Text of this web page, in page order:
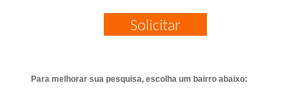
Solicitar
Para melhorar sua pesquisa, escolha um bairro abaixo: